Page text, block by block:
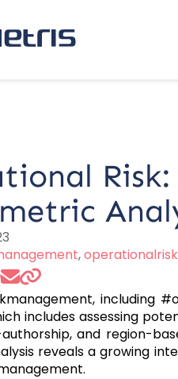
,operationalrisk
including
includes assessing
and region-
reveals a growing